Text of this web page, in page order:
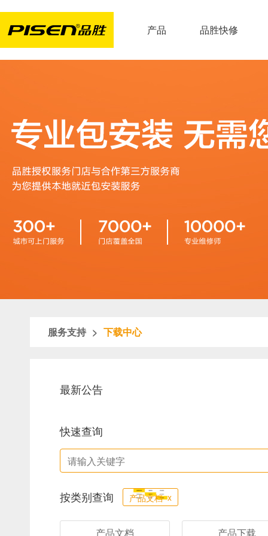
产品 品胜快修
服务支持 > 下载中心
最新公告
快速查询
按类别查询 产品文档 x
产品文档 产品下载